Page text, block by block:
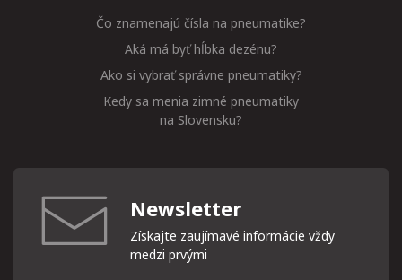
Čo znamenajú čísla na pneumatike?
Aká má byť hĺbka dezénu?
Ako si vybrať správne pneumatiky?
Kedy sa menia zimné pneumatiky
na Slovensku?
Newsletter
Získajte zaujímavé informácie vždy
medzi prvými